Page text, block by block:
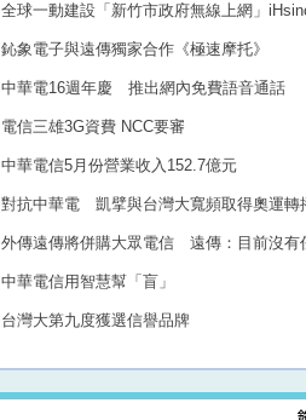
全球一動建設「新竹市政府無線上網」
鈊象電子與遠傳獨家合作《極速摩托》
中華電16週年慶 推出網內免費語音通話
電信三雄3G資費 NCC要審
中華電信5月份營業收入152.7億元
對抗中華電 凱擘與台灣大寬頻取得奧運轉
外傳遠傳將併購大眾電信 遠傳：目前沒有
中華電信用智慧幫「盲」
台灣大第九度獲選信譽品牌